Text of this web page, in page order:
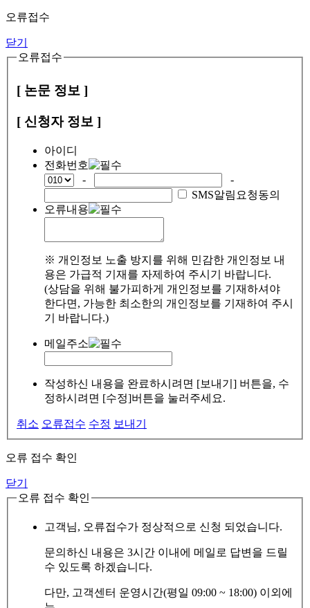
오류접수
닫기
오류접수
[ 논문 정보 ]
[ 신청자 정보 ]
아이디
전화번호
-
-
SMS알림요청동의
오류내용
※ 개인정보 노출 방지를 위해 민감한 개인정보 내
용은 가급적 기재를 자제하여 주시기 바랍니다.
(상담을 위해 불가피하게 개인정보를 기재하셔야
한다면, 가능한 최소한의 개인정보를 기재하여 주시
기 바랍니다.)
메일주소
작성하신 내용을 완료하시려면 [보내기] 버튼을, 수
정하시려면 [수정]버튼을 눌러주세요.
취소 오류접수 수정 보내기
오류 접수 확인
닫기
오류 접수 확인
고객님, 오류접수가 정상적으로 신청 되었습니다.
문의하신 내용은 3시간 이내에 메일로 답변을 드릴
수 있도록 하겠습니다.
다만, 고객센터 운영시간(평일 09:00 ~ 18:00) 이외에